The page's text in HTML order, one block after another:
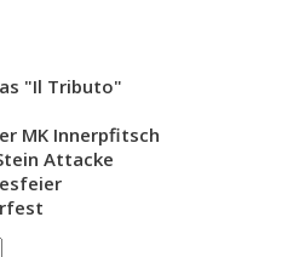
"Il Tributo"
MK Innerpfitsch
Attacke